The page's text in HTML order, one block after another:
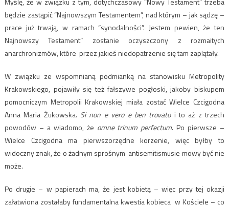
będzie zastąpić “Najnowszym Testamentem”, nad którym – jak sądzę –
prace już trwają, w ramach “synodalności”. Jestem pewien, że ten
Najnowszy Testament” zostanie oczyszczony z rozmaitych
anarchronizmów, które przez jakieś niedopatrzenie się tam zaplątały.
W związku ze wspomnianą podmianką na stanowisku Metropolity
Krakowskiego, pojawiły się też fałszywe pogłoski, jakoby biskupem
pomocniczym Metropolii Krakowskiej miała zostać Wielce Czcigodna
Anna Maria Żukowska. Si non e vero e ben trovatoi to aż z trzech
powodów – a wiadomo, że omne trinum perfectum. Po pierwsze –
Wielce Czcigodna ma pierwszorzędne korzenie, więc byłby to
widoczny znak, że o żadnym sprośnym antisemitismusie mowy być nie
może.
Po drugie – w papierach ma, że jest kobietą – więc przy tej okazji
załatwiona zostałaby fundamentalna kwestia kobieca w Kościele – co